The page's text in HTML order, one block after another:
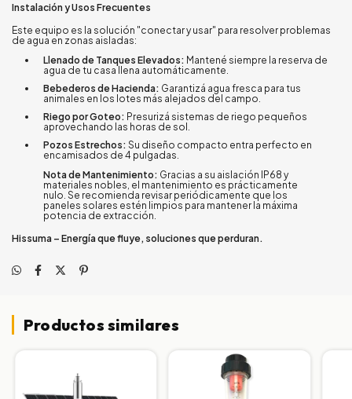
Instalación y Usos Frecuentes
Este equipo es la solución "conectar y usar" para resolver problemas
de agua en zonas aisladas:
Llenado de Tanques Elevados: Mantené siempre la reserva de
agua de tu casa llena automáticamente.
Bebederos de Hacienda: Garantizá agua fresca para tus
animales en los lotes más alejados del campo.
Riego por Goteo: Presurizá sistemas de riego pequeños
aprovechando las horas de sol.
Pozos Estrechos: Su diseño compacto entra perfecto en
encamisados de 4 pulgadas.
Nota de Mantenimiento: Gracias a su aislación IP68 y
materiales nobles, el mantenimiento es prácticamente
nulo. Se recomienda revisar periódicamente que los
paneles solares estén limpios para mantener la máxima
potencia de extracción.
Hissuma – Energía que fluye, soluciones que perduran.
Productos similares